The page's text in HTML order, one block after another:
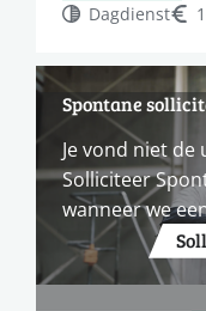
Dagdienst
Spontane
Je vond niet de
Solliciteer
wanneer we